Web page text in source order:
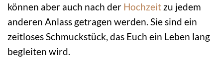
können aber auch nach der Hochzeit zu jedem
anderen Anlass getragen werden. Sie sind ein
zeitloses Schmuckstück, das Euch ein Leben lang
begleiten wird.